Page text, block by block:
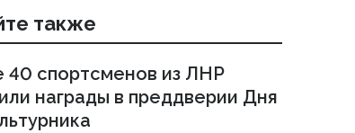
также
40 спортсменов из ЛНР
награды в преддверии Дня